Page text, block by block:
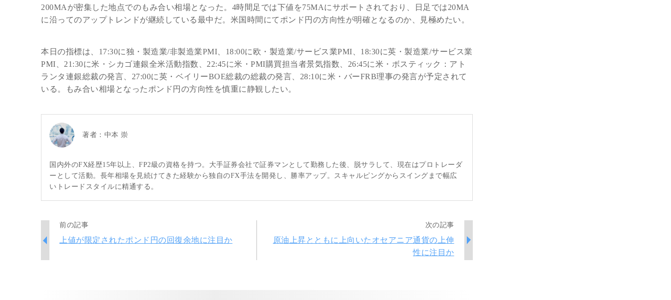
200MAが密集した地点でのもみ合い相場となった。4時間足では下値を75MAにサポートされており、日足では20MA
に沿ってのアップトレンドが継続している最中だ。米国時間にてポンド円の方向性が明確となるのか、見極めたい。
本日の指標は、17:30に独・製造業/非製造業PMI、18:00に欧・製造業/サービス業PMI、18:30に英・製造業/サービス業
PMI、21:30に米・シカゴ連銀全米活動指数、22:45に米・PMI購買担当者景気指数、26:45に米・ボスティック：アト
ランタ連銀総裁の発言、27:00に英・ベイリーBOE総裁の総裁の発言、28:10に米・バーFRB理事の発言が予定されて
いる。もみ合い相場となったポンド円の方向性を慎重に静観したい。
著者： 中本 崇
国内外のFX経歴15年以上、FP2級の資格を持つ。大手証券会社で証券マンとして勤務した後、脱サラして、現在はプロトレーダ
ーとして活動。長年相場を見続けてきた経験から独自のFX手法を開発し、勝率アップ。スキャルピングからスイングまで幅広
いトレードスタイルに精通する。
前の記事
上値が限定されたポンド円の回復余地に注目か
次の記事
原油上昇とともに上向いたオセアニア通貨の上伸
性に注目か